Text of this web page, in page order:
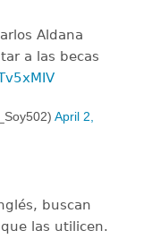
Aldana
a las becas
April 2,
buscan
las utilicen.